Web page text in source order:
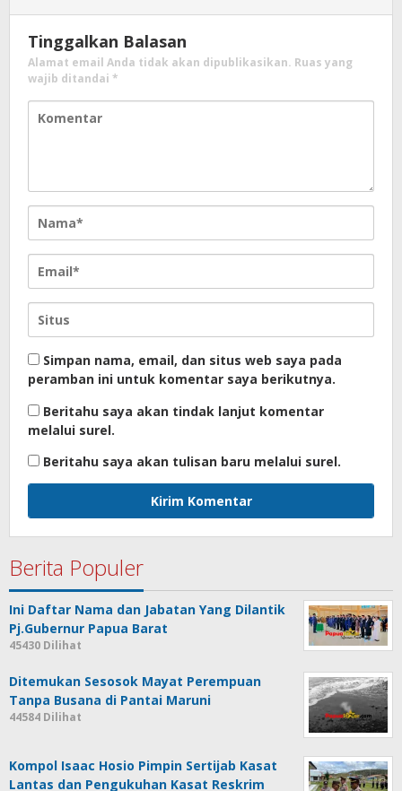
Tinggalkan Balasan
Alamat email Anda tidak akan dipublikasikan. Ruas yang
wajib ditandai *
Simpan nama, email, dan situs web saya pada
peramban ini untuk komentar saya berikutnya.
Beritahu saya akan tindak lanjut komentar
melalui surel.
Beritahu saya akan tulisan baru melalui surel.
Berita Populer
Ini Daftar Nama dan Jabatan Yang Dilantik
Pj.Gubernur Papua Barat
45430 Dilihat
Ditemukan Sesosok Mayat Perempuan
Tanpa Busana di Pantai Maruni
44584 Dilihat
Kompol Isaac Hosio Pimpin Sertijab Kasat
Lantas dan Pengukuhan Kasat Reskrim